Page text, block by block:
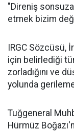
"Direniş
etmek bizim
IRGC Sözcüsü,
için belirlediği
zorladığını ve
yolunda
Tuğgeneral
Hürmüz